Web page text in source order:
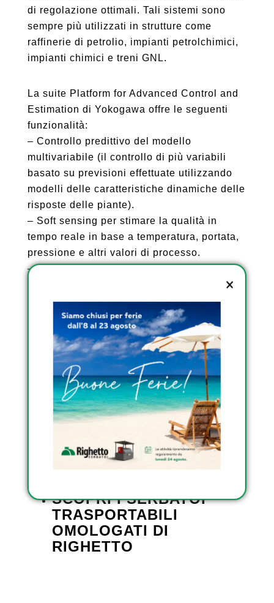
di regolazione ottimali. Tali sistemi sono
sempre più utilizzati in strutture come
raffinerie di petrolio, impianti petrolchimici,
impianti chimici e treni GNL.
La suite Platform for Advanced Control and
Estimation di Yokogawa offre le seguenti
funzionalità:
– Controllo predittivo del modello
multivariabile (il controllo di più variabili
basato su previsioni effettuate utilizzando
modelli delle caratteristiche dinamiche delle
risposte delle piante).
– Soft sensing per stimare la qualità in
tempo reale in base a temperatura, portata,
pressione e altri valori di processo.
– Personalizzazione dei calcoli.
Yokogawa ha continuato a migliorare questa
suite in risposta alle mutevoli esigenze dei
clienti. Il rilascio della versione R5.03
soddisfa le urgenti esigenze del settore per
una maggiore interoperabilità e sicurezza
dei sistemi di impianto.
SCOPRI I SERBATOI DA
ESTERNO OMOLOGATI
DI RIGHETTO
SCOPRI I SERBATOI
SCOPRI I SERBATOI
TRASPORTABILI
OMOLOGATI DI
RIGHETTO